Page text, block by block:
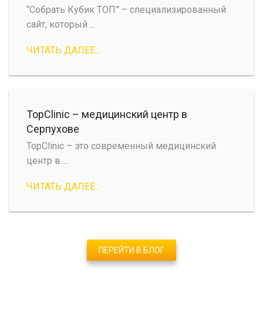
“Собрать Кубик ТОП” – специализированный
сайт, который ...
ЧИТАТЬ ДАЛЕЕ...
TopClinic – медицинский центр в
Серпухове
TopClinic – это современный медицинский
центр в ...
ЧИТАТЬ ДАЛЕЕ...
ПЕРЕЙТИ В БЛОГ